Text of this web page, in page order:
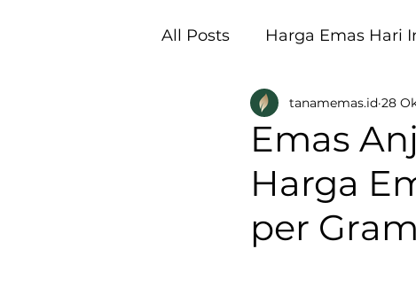
All Posts Harga Emas Hari
Pembukaan Galeri Tanam
Emas
Harga
per
tanamemas.id 28